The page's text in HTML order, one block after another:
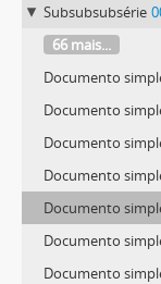
Subsubsubsérie
66 mais...
Documento
Documento
Documento
Documento
Documento
Documento
Documento